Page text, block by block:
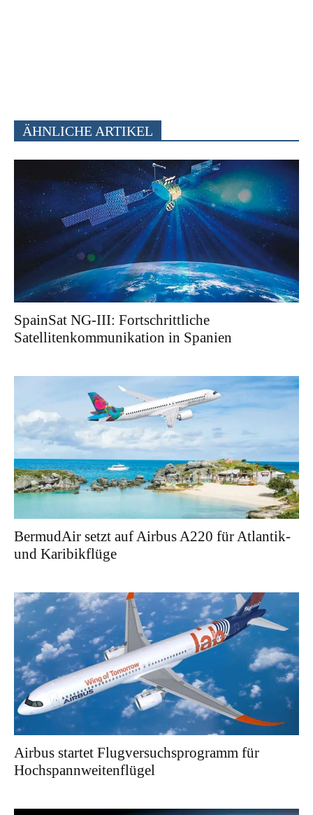
ÄHNLICHE ARTIKEL
SpainSat NG-III: Fortschrittliche
Satellitenkommunikation in Spanien
BermudAir setzt auf Airbus A220 für Atlantik-
und Karibikflüge
Airbus startet Flugversuchsprogramm für
Hochspannweitenflügel